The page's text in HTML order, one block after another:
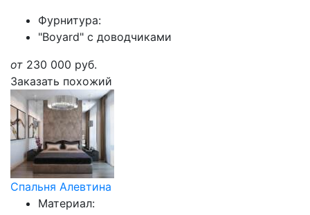
Фурнитура:
"Boyard" с доводчиками
от 230 000 руб.
Заказать похожий
Спальня Алевтина
Материал: